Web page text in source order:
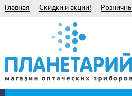
Главная Скидки и акции!